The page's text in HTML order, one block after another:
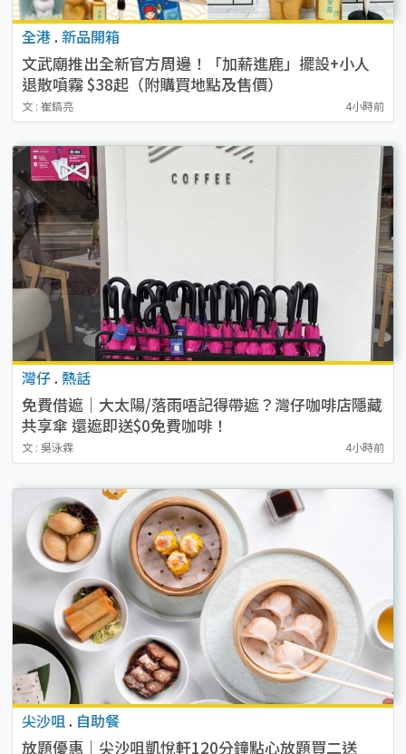
全港 . 新品開箱
文武廟推出全新官方周邊！「加薪進鹿」擺設+小人
退散噴霧 $38起（附購買地點及售價）
文 : 崔鎬亮 4小時前
灣仔 . 熱話
免費借遮｜大太陽/落雨唔記得帶遮？灣仔咖啡店隱藏
共享傘 還遮即送$0免費咖啡！
文 : 吳泳霖 4小時前
尖沙咀 . 自助餐
放題優惠｜尖沙咀凱悅軒120分鐘點心放題買二送